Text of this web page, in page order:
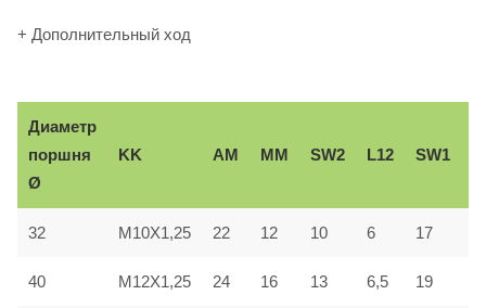
+ Дополнительный ход
Диаметр
поршня
Ø
KK AM ММ SW2 L12 SW1
32 M10X1,25 22 12 10 6 17
40 M12X1,25 24 16 13 6,5 19